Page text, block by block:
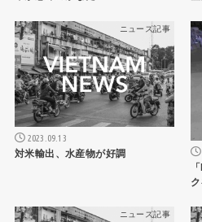
ニュース記事
2023.09.13
対米輸出、水産物が好調
ニュース記事